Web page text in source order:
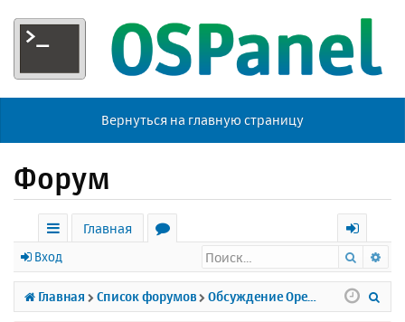
Вернуться на главную страницу
Форум
с
ы
л
Главная
р
у
х
о
д
Вход Поиск
Главная Список форумов